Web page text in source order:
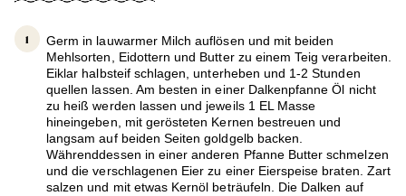
Germ in lauwarmer Milch auflösen und mit beiden
Mehlsorten, Eidottern und Butter zu einem Teig verarbeiten.
Eiklar halbsteif schlagen, unterheben und 1-2 Stunden
quellen lassen. Am besten in einer Dalkenpfanne Öl nicht
zu heiß werden lassen und jeweils 1 EL Masse
hineingeben, mit gerösteten Kernen bestreuen und
langsam auf beiden Seiten goldgelb backen.
Währenddessen in einer anderen Pfanne Butter schmelzen
und die verschlagenen Eier zu einer Eierspeise braten. Zart
salzen und mit etwas Kernöl beträufeln. Die Dalken auf